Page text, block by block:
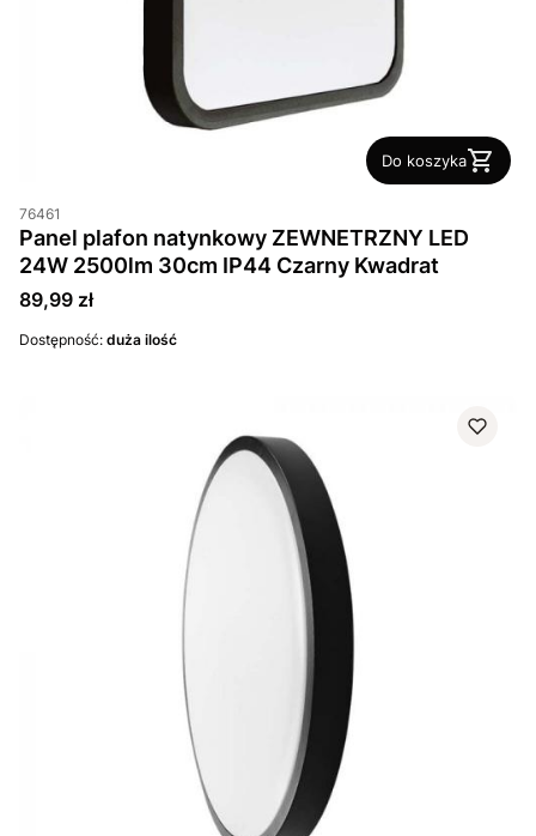
Do koszyka
76461
Panel plafon natynkowy ZEWNETRZNY LED
24W 2500lm 30cm IP44 Czarny Kwadrat
Cena
89,99 zł
Dostępność: duża ilość